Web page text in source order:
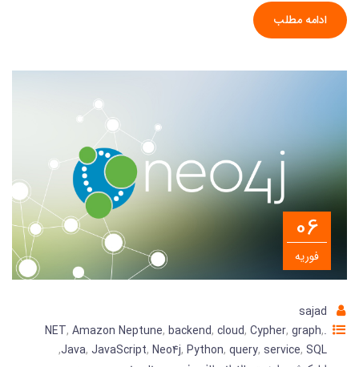
ادامه مطلب
06
فوریه
sajad
.NET
, Amazon Neptune, backend, cloud, Cypher, graph,
Java, JavaScript, Neo4j, Python, query, service, SQL
,